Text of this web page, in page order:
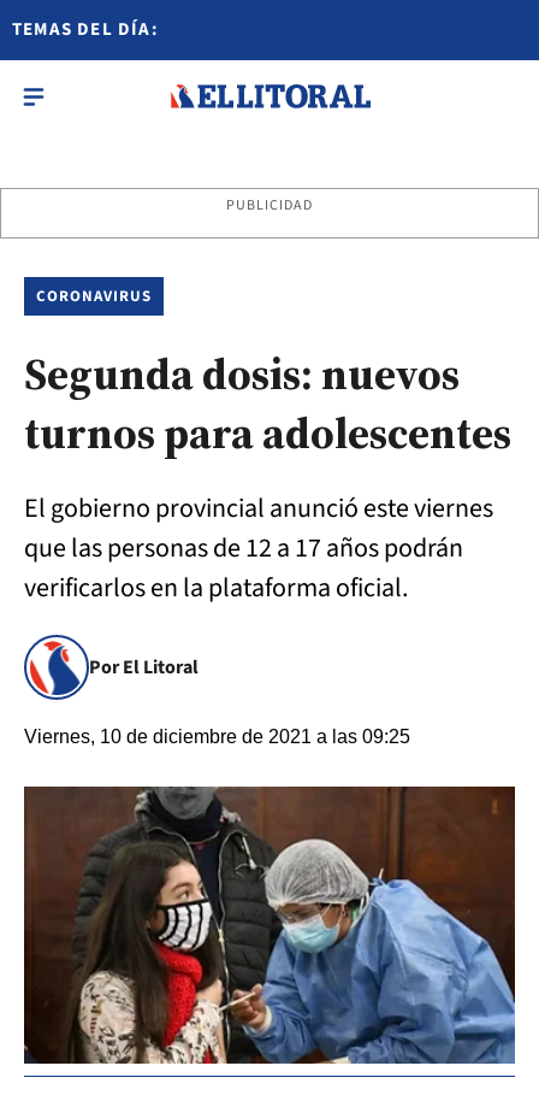
TEMAS DEL DÍA:
PUBLICIDAD
CORONAVIRUS
Segunda dosis: nuevos
turnos para adolescentes
El gobierno provincial anunció este viernes
que las personas de 12 a 17 años podrán
verificarlos en la plataforma oficial.
Por El Litoral
Viernes, 10 de diciembre de 2021 a las 09:25